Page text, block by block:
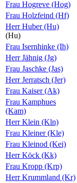
Frau Hogreve (Hog)
Frau Holzfeind (Hf)
Herr Huber (Hu)
(Hu)
Frau Isernhinke (Ih)
Herr Jähnig (Jg)
Frau Jaschke (Jas)
Herr Jerratsch (Jer)
Frau Kaiser (Ak)
Frau Kamphues
(Kam)
Herr Klein (Kln)
Frau Kleiner (Kle)
Frau Kleinod (Kei)
Herr Köck (Kk)
Frau Kropp (Krp)
Herr Krummland (Kr)